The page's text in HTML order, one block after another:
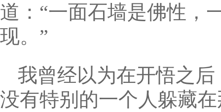
道：“一面石墙是佛性，
现。”
我曾经以为在开悟之
没有特别的一个人躲藏